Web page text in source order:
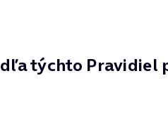
týchto Pravidiel